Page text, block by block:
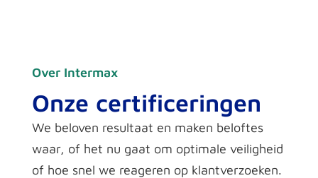
Over Intermax
Onze certificeringen
We beloven resultaat en maken beloftes
waar, of het nu gaat om optimale veiligheid
of hoe snel we reageren op klantverzoeken.